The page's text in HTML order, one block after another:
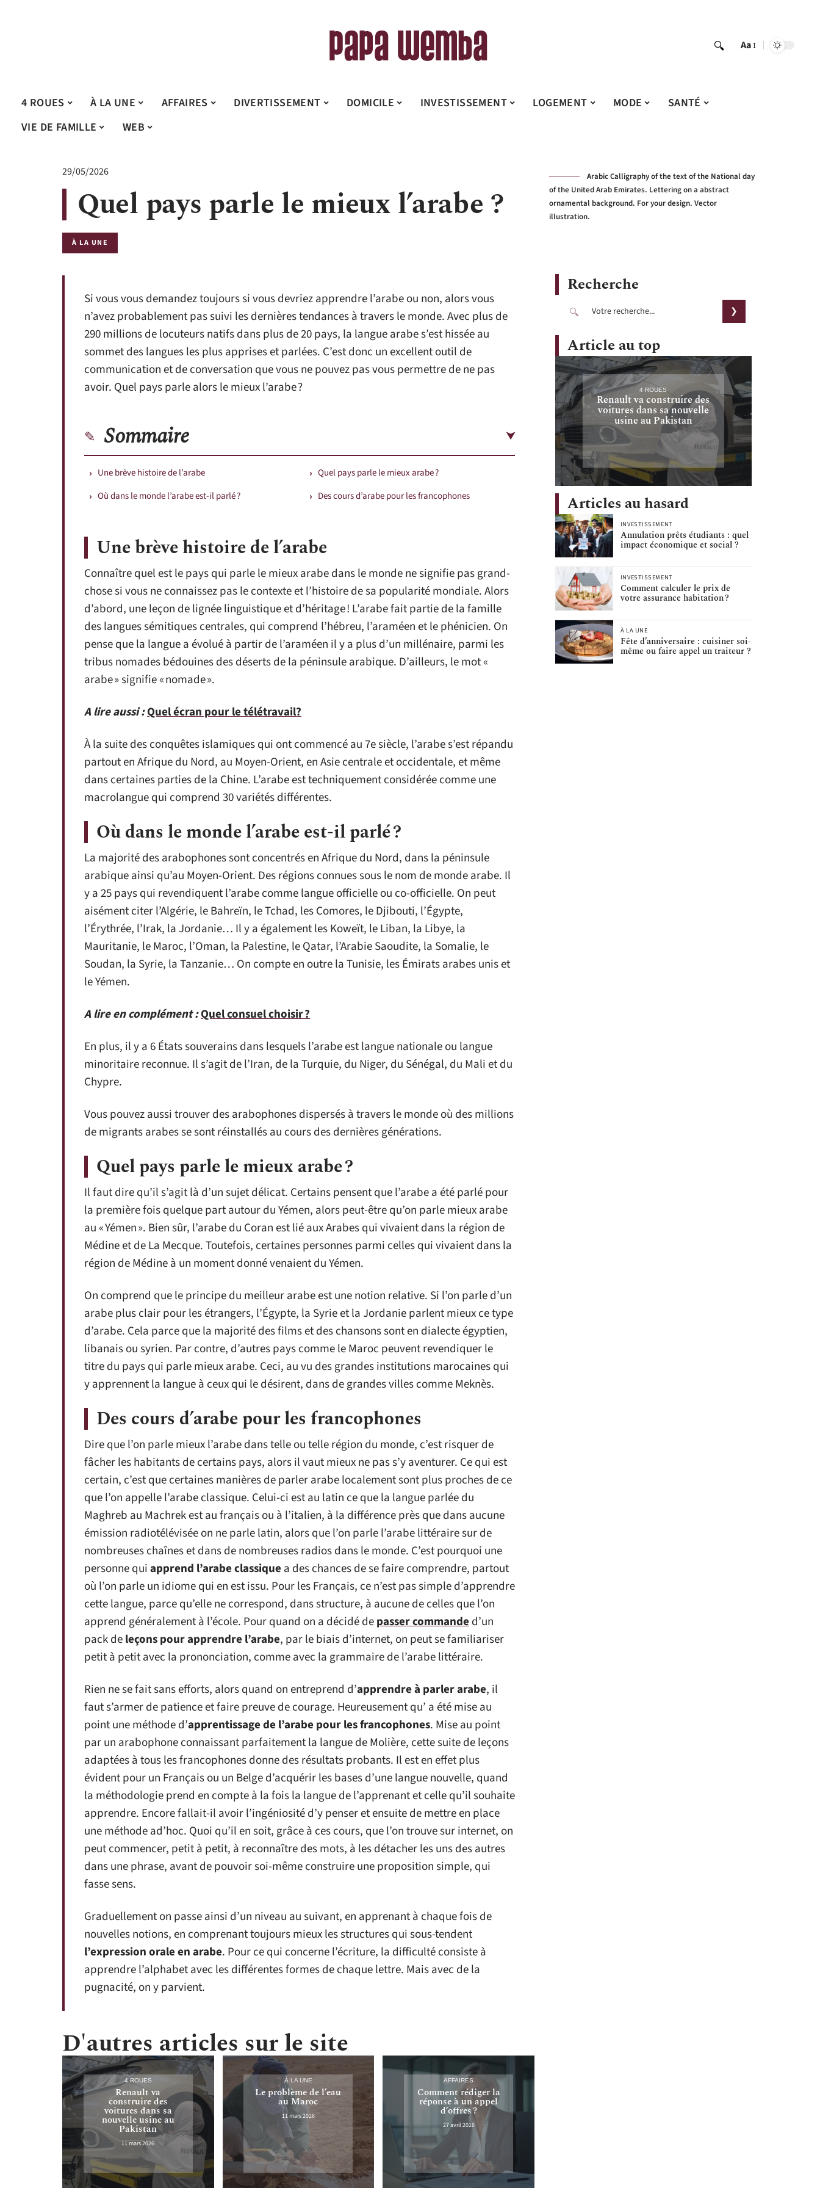
Aa
4 ROUES À LA UNE AFFAIRES DIVERTISSEMENT DOMICILE INVESTISSEMENT LOGEMENT MODE
SANTÉ
VIE DE FAMILLE
WEB
Arabic Calligraphy of the text of the National day
of the United Arab Emirates. Lettering on a abstract
ornamental background. For your design. Vector
illustration.
29/05/2026
Quel pays parle le mieux l’arabe ?
À LA UNE
Si vous vous demandez toujours si vous devriez apprendre l’arabe ou non, alors vous
n’avez probablement pas suivi les dernières tendances à travers le monde. Avec plus de
290 millions de locuteurs natifs dans plus de 20 pays, la langue arabe s’est hissée au
sommet des langues les plus apprises et parlées. C’est donc un excellent outil de
communication et de conversation que vous ne pouvez pas vous permettre de ne pas
avoir. Quel pays parle alors le mieux l’arabe ?
Sommaire
Une brève histoire de l’arabe
Où dans le monde l’arabe est-il parlé ?
Quel pays parle le mieux arabe ?
Des cours d’arabe pour les francophones
Une brève histoire de l’arabe
Connaître quel est le pays qui parle le mieux arabe dans le monde ne signifie pas grand-
chose si vous ne connaissez pas le contexte et l’histoire de sa popularité mondiale. Alors
d’abord, une leçon de lignée linguistique et d’héritage ! L’arabe fait partie de la famille
des langues sémitiques centrales, qui comprend l’hébreu, l’araméen et le phénicien. On
pense que la langue a évolué à partir de l’araméen il y a plus d’un millénaire, parmi les
tribus nomades bédouines des déserts de la péninsule arabique. D’ailleurs, le mot «
arabe » signifie « nomade ».
A lire aussi :Quel écran pour le télétravail?
À la suite des conquêtes islamiques qui ont commencé au 7e siècle, l’arabe s’est répandu
partout en Afrique du Nord, au Moyen-Orient, en Asie centrale et occidentale, et même
dans certaines parties de la Chine. L’arabe est techniquement considérée comme une
macrolangue qui comprend 30 variétés différentes.
Où dans le monde l’arabe est-il parlé ?
La majorité des arabophones sont concentrés en Afrique du Nord, dans la péninsule
arabique ainsi qu’au Moyen-Orient. Des régions connues sous le nom de monde arabe. Il
y a 25 pays qui revendiquent l’arabe comme langue officielle ou co-officielle. On peut
aisément citer l’Algérie, le Bahreïn, le Tchad, les Comores, le Djibouti, l’Égypte,
l’Érythrée, l’Irak, la Jordanie… Il y a également les Koweït, le Liban, la Libye, la
Mauritanie, le Maroc, l’Oman, la Palestine, le Qatar, l’Arabie Saoudite, la Somalie, le
Soudan, la Syrie, la Tanzanie… On compte en outre la Tunisie, les Émirats arabes unis et
le Yémen.
A lire en complément :Quel consuel choisir ?
En plus, il y a 6 États souverains dans lesquels l’arabe est langue nationale ou langue
minoritaire reconnue. Il s’agit de l’Iran, de la Turquie, du Niger, du Sénégal, du Mali et du
Chypre.
Vous pouvez aussi trouver des arabophones dispersés à travers le monde où des millions
de migrants arabes se sont réinstallés au cours des dernières générations.
Quel pays parle le mieux arabe ?
Il faut dire qu’il s’agit là d’un sujet délicat. Certains pensent que l’arabe a été parlé pour
la première fois quelque part autour du Yémen, alors peut-être qu’on parle mieux arabe
au « Yémen ». Bien sûr, l’arabe du Coran est lié aux Arabes qui vivaient dans la région de
Médine et de La Mecque. Toutefois, certaines personnes parmi celles qui vivaient dans la
région de Médine à un moment donné venaient du Yémen.
On comprend que le principe du meilleur arabe est une notion relative. Si l’on parle d’un
arabe plus clair pour les étrangers, l’Égypte, la Syrie et la Jordanie parlent mieux ce type
d’arabe. Cela parce que la majorité des films et des chansons sont en dialecte égyptien,
libanais ou syrien. Par contre, d’autres pays comme le Maroc peuvent revendiquer le
titre du pays qui parle mieux arabe. Ceci, au vu des grandes institutions marocaines qui
y apprennent la langue à ceux qui le désirent, dans de grandes villes comme Meknès.
Des cours d’arabe pour les francophones
Dire que l’on parle mieux l’arabe dans telle ou telle région du monde, c’est risquer de
fâcher les habitants de certains pays, alors il vaut mieux ne pas s’y aventurer. Ce qui est
certain, c’est que certaines manières de parler arabe localement sont plus proches de ce
que l’on appelle l’arabe classique. Celui-ci est au latin ce que la langue parlée du
Maghreb au Machrek est au français ou à l’italien, à la différence près que dans aucune
émission radiotélévisée on ne parle latin, alors que l’on parle l’arabe littéraire sur de
nombreuses chaînes et dans de nombreuses radios dans le monde. C’est pourquoi une
personne quiapprend l’arabe classique a des chances de se faire comprendre, partout
où l’on parle un idiome qui en est issu. Pour les Français, ce n’est pas simple d’apprendre
cette langue, parce qu’elle ne correspond, dans structure, à aucune de celles que l’on
apprend généralement à l’école. Pour quand on a décidé depasser commanded’un
pack deleçons pour apprendre l’arabe, par le biais d’internet, on peut se familiariser
petit à petit avec la prononciation, comme avec la grammaire de l’arabe littéraire.
Rien ne se fait sans efforts, alors quand on entreprend d’apprendre à parler arabe, il
faut s’armer de patience et faire preuve de courage. Heureusement qu’ a été mise au
point une méthode d’apprentissage de l’arabe pour les francophones. Mise au point
par un arabophone connaissant parfaitement la langue de Molière, cette suite de leçons
adaptées à tous les francophones donne des résultats probants. Il est en effet plus
évident pour un Français ou un Belge d’acquérir les bases d’une langue nouvelle, quand
la méthodologie prend en compte à la fois la langue de l’apprenant et celle qu’il souhaite
apprendre. Encore fallait-il avoir l’ingéniosité d’y penser et ensuite de mettre en place
une méthode ad’hoc. Quoi qu’il en soit, grâce à ces cours, que l’on trouve sur internet, on
peut commencer, petit à petit, à reconnaître des mots, à les détacher les uns des autres
dans une phrase, avant de pouvoir soi-même construire une proposition simple, qui
fasse sens.
Graduellement on passe ainsi d’un niveau au suivant, en apprenant à chaque fois de
nouvelles notions, en comprenant toujours mieux les structures qui sous-tendent
l’expression orale en arabe. Pour ce qui concerne l’écriture, la difficulté consiste à
apprendre l’alphabet avec les différentes formes de chaque lettre. Mais avec de la
pugnacité, on y parvient.
D'autres articles sur le site
4 ROUES
Renault va
construire des
voitures dans sa
nouvelle usine au
Pakistan
11 mars 2026
À LA UNE
Le problème de l’eau
au Maroc
11 mars 2026
AFFAIRES
Comment rédiger la
réponse à un appel
d’offres ?
27 avril 2026
Recherche
Article au top
4 ROUES
Renault va construire des
voitures dans sa nouvelle
usine au Pakistan
Articles au hasard
INVESTISSEMENT
Annulation prêts étudiants : quel
impact économique et social ?
INVESTISSEMENT
Comment calculer le prix de
votre assurance habitation ?
À LA UNE
Fête d’anniversaire : cuisiner soi-
même ou faire appel un traiteur ?